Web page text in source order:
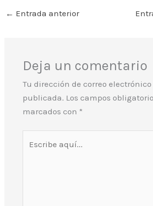
← Entrada anterior
Deja un comentario
Tu dirección de correo electrónico
publicada. Los campos
marcados con *